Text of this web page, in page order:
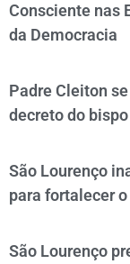
Consciente nas
da Democracia
Padre Cleiton
decreto do
São Lourenço
para fortalecer
São Lourenço